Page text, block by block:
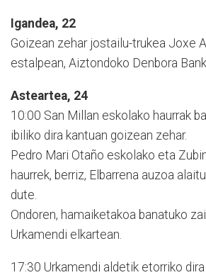
Igandea, 22
Goizean zehar jostailu-trukea Joxe
estalpean, Aiztondoko Denbora
Asteartea, 24
10:00 San Millan eskolako haurrak
ibiliko dira kantuan goizean zehar.
Pedro Mari Otaño eskolako eta
haurrek, berriz, Elbarrena auzoa
dute.
Ondoren, hamaiketakoa banatuko
Urkamendi elkartean.
17:30 Urkamendi aldetik etorriko